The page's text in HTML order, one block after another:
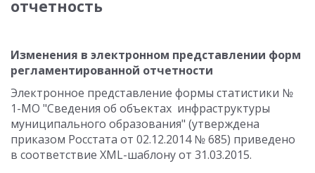
отчетность
Изменения в электронном представлении форм
регламентированной отчетности
Электронное представление формы статистики №
1-МО "Сведения об объектах инфраструктуры
муниципального образования" (утверждена
приказом Росстата от 02.12.2014 № 685) приведено
в соответствие XML-шаблону от 31.03.2015.